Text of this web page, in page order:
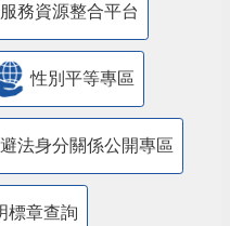
務資源整合平台
性別平等專區
法身分關係公開專區
標章查詢